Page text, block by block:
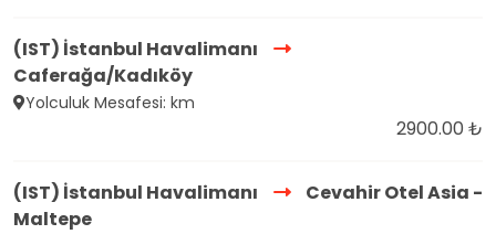
(IST) İstanbul Havalimanı
Caferağa/Kadıköy
Yolculuk Mesafesi: km
2900.00 ₺
(IST) İstanbul Havalimanı
Cevahir Otel Asia -
Maltepe